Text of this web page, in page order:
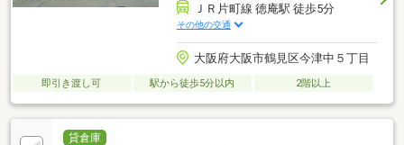
ＪＲ片町線 徳庵駅 徒歩5分
その他の交通
大阪府大阪市鶴見区今津中５丁目
即引き渡し可 駅から徒歩5分以内 2階以上
貸倉庫